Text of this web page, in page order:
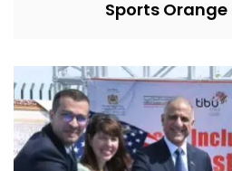
Sports Orange